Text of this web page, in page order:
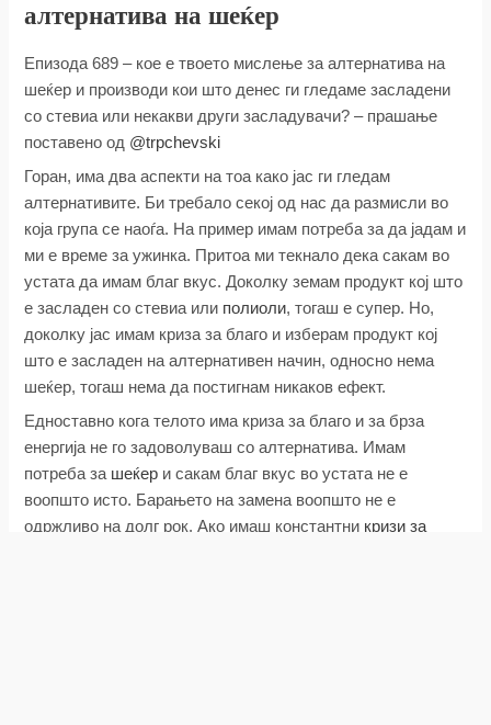
алтернатива на шеќер
Епизода 689 – кое е твоето мислење за алтернатива на
шеќер и производи кои што денес ги гледаме засладени
со стевиа или некакви други засладувачи? – прашање
поставено од @trpchevski
Горан, има два аспекти на тоа како јас ги гледам
алтернативите. Би требало секој од нас да размисли во
која група се наоѓа. На пример имам потреба за да јадам и
ми е време за ужинка. Притоа ми текнало дека сакам во
устата да имам благ вкус. Доколку земам продукт кој што
е засладен со стевиа или полиоли, тогаш е супер. Но,
доколку јас имам криза за благо и изберам продукт кој
што е засладен на алтернативен начин, односно нема
шеќер, тогаш нема да постигнам никаков ефект.
Едноставно кога телото има криза за благо и за брза
енергија не го задоволуваш со алтернатива. Имам
потреба за шеќер и сакам благ вкус во устата не е
воопшто исто. Барањето на замена воопшто не е
одржливо на долг рок. Ако имаш константни кризи за